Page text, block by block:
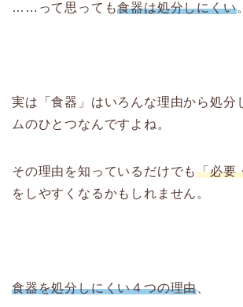
……って思っても食器は処分しにくい。
実は「食器」はいろんな理由から処分
ムのひとつなんですよね。
その理由を知っているだけでも「必要
をしやすくなるかもしれません。
食器を処分しにくい４つの理由